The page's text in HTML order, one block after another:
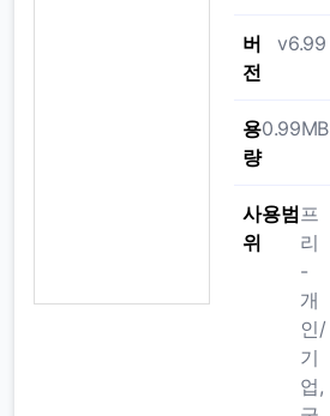
버
전
v6.99
용
량
0.99MB
사용범
위
프
리
-
개
인/
기
업,